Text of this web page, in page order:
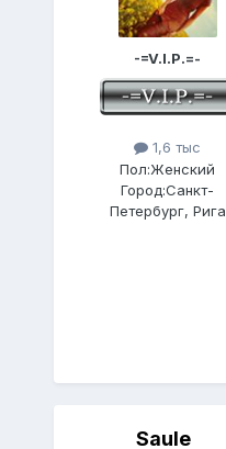
-=V.I.P.=-
1,6 тыс
Пол:Женский
Город:Санкт-
Петербург, Рига
Saule